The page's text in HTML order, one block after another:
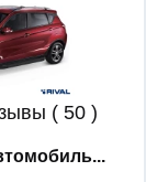
( 50 )